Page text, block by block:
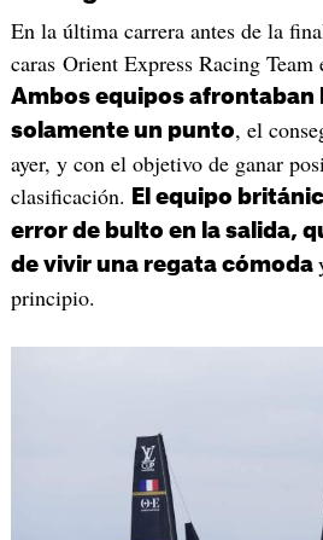
En la última carrera antes de la
caras Orient Express Racing
Ambos equipos afrontaban
solamente un punto, el
ayer, y con el objetivo de ganar
clasificación.
El equipo
error de bulto en la salida,
de vivir una regata cómoda
principio.